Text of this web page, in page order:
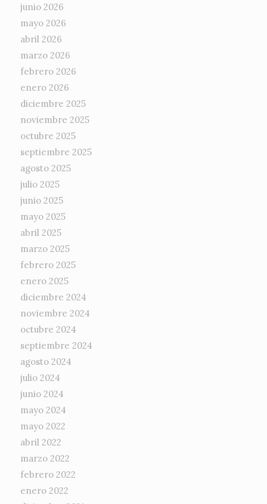
junio 2026
mayo 2026
abril 2026
marzo 2026
febrero 2026
enero 2026
diciembre 2025
noviembre 2025
octubre 2025
septiembre 2025
agosto 2025
julio 2025
junio 2025
mayo 2025
abril 2025
marzo 2025
febrero 2025
enero 2025
diciembre 2024
noviembre 2024
octubre 2024
septiembre 2024
agosto 2024
julio 2024
junio 2024
mayo 2024
mayo 2022
abril 2022
marzo 2022
febrero 2022
enero 2022